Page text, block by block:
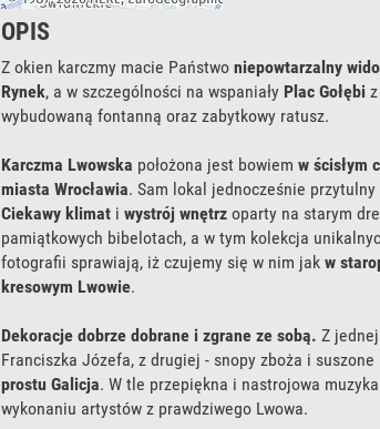
OPIS
Z okien karczmy macie Państwo niepowtarzalny
Rynek, a w szczególności na wspaniały Plac Gołębi
wybudowaną fontanną oraz zabytkowy ratusz.
Karczma Lwowska położona jest bowiem w ścisłym
miasta Wrocławia. Sam lokal jednocześnie przytulny
Ciekawy klimat i wystrój wnętrz oparty na starym
pamiątkowych bibelotach, a w tym kolekcja
fotografii sprawiają, iż czujemy się w nim jak w
kresowym Lwowie.
Dekoracje dobrze dobrane i zgrane ze sobą. Z
Franciszka Józefa, z drugiej - snopy zboża i suszone
prostu Galicja. W tle przepiękna i nastrojowa
wykonaniu artystów z prawdziwego Lwowa.